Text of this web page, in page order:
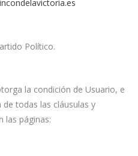
Político.
la condición de Usuario, e
todas las cláusulas y
las páginas: